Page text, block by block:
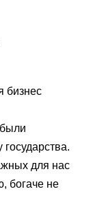
бизнес
для нас
богаче не